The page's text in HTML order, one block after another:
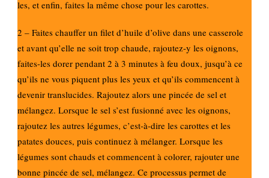
les, et enfin, faites la même chose pour les carottes.
2 – Faites chauffer un filet d’huile d’olive dans une casserole
et avant qu’elle ne soit trop chaude, rajoutez-y les oignons,
faites-les dorer pendant 2 à 3 minutes à feu doux, jusqu’à ce
qu’ils ne vous piquent plus les yeux et qu’ils commencent à
devenir translucides. Rajoutez alors une pincée de sel et
mélangez. Lorsque le sel s’est fusionné avec les oignons,
rajoutez les autres légumes, c’est-à-dire les carottes et les
patates douces, puis continuez à mélanger. Lorsque les
légumes sont chauds et commencent à colorer, rajouter une
bonne pincée de sel, mélangez. Ce processus permet de